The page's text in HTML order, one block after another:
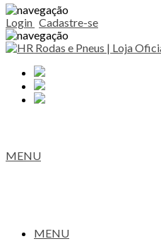
Login Cadastre-se
MENU
MENU